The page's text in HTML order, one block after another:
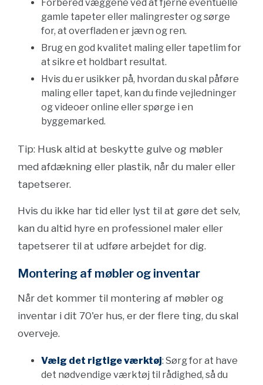
Forbered væggene ved at fjerne eventuelle
gamle tapeter eller malingrester og sørge
for, at overfladen er jævn og ren.
Brug en god kvalitet maling eller tapetlim for
at sikre et holdbart resultat.
Hvis du er usikker på, hvordan du skal påføre
maling eller tapet, kan du finde vejledninger
og videoer online eller spørge i en
byggemarked.
Tip: Husk altid at beskytte gulve og møbler
med afdækning eller plastik, når du maler eller
tapetserer.
Hvis du ikke har tid eller lyst til at gøre det selv,
kan du altid hyre en professionel maler eller
tapetserer til at udføre arbejdet for dig.
Montering af møbler og inventar
Når det kommer til montering af møbler og
inventar i dit 70'er hus, er der flere ting, du skal
overveje.
Vælg det rigtige værktøj: Sørg for at have
det nødvendige værktøj til rådighed, så du